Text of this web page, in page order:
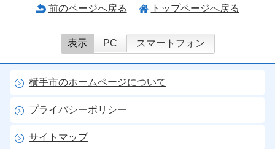
前のページへ戻る トップページへ戻る
表示 PC スマートフォン
横手市のホームページについて
プライバシーポリシー
サイトマップ